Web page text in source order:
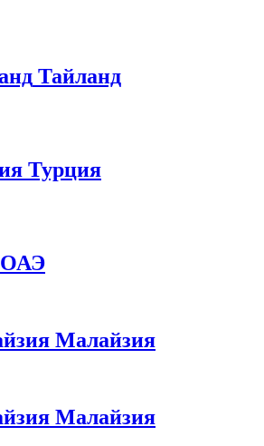
Тайланд
Турция
ОАЭ
Малайзия
Малайзия